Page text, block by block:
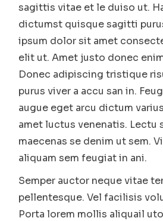
sagittis vitae et le duiso ut.
dictumst quisque sagitti
ipsum dolor sit amet
elit ut. Amet justo donec
Donec adipiscing tristique
purus viver a accu san in.
augue eget arcu dictum
amet luctus venenatis. Lectu
maecenas se denim ut sem.
aliquam sem feugiat in ani.
Semper auctor neque vitae
pellentesque. Vel facilisis
Porta lorem mollis aliquail